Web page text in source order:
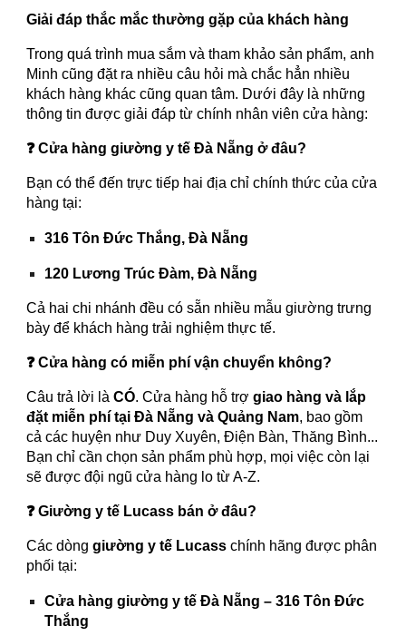
Giải đáp thắc mắc thường gặp của khách hàng
Trong quá trình mua sắm và tham khảo sản phẩm, anh
Minh cũng đặt ra nhiều câu hỏi mà chắc hẳn nhiều
khách hàng khác cũng quan tâm. Dưới đây là những
thông tin được giải đáp từ chính nhân viên cửa hàng:
❓ Cửa hàng giường y tế Đà Nẵng ở đâu?
Bạn có thể đến trực tiếp hai địa chỉ chính thức của cửa
hàng tại:
316 Tôn Đức Thắng, Đà Nẵng
120 Lương Trúc Đàm, Đà Nẵng
Cả hai chi nhánh đều có sẵn nhiều mẫu giường trưng
bày để khách hàng trải nghiệm thực tế.
❓ Cửa hàng có miễn phí vận chuyển không?
Câu trả lời làCÓ. Cửa hàng hỗ trợgiao hàng và lắp
đặt miễn phí tại Đà Nẵng và Quảng Nam, bao gồm
cả các huyện như Duy Xuyên, Điện Bàn, Thăng Bình...
Bạn chỉ cần chọn sản phẩm phù hợp, mọi việc còn lại
sẽ được đội ngũ cửa hàng lo từ A-Z.
❓ Giường y tế Lucass bán ở đâu?
Các dònggiường y tế Lucass chính hãng được phân
phối tại:
Cửa hàng giường y tế Đà Nẵng – 316 Tôn Đức
Thắng